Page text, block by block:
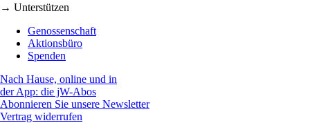
→ Unterstützen
Genossenschaft
Aktionsbüro
Spenden
Nach Hause, online und in
der App: die jW-Abos
Abonnieren Sie unsere Newsletter
Vertrag widerrufen